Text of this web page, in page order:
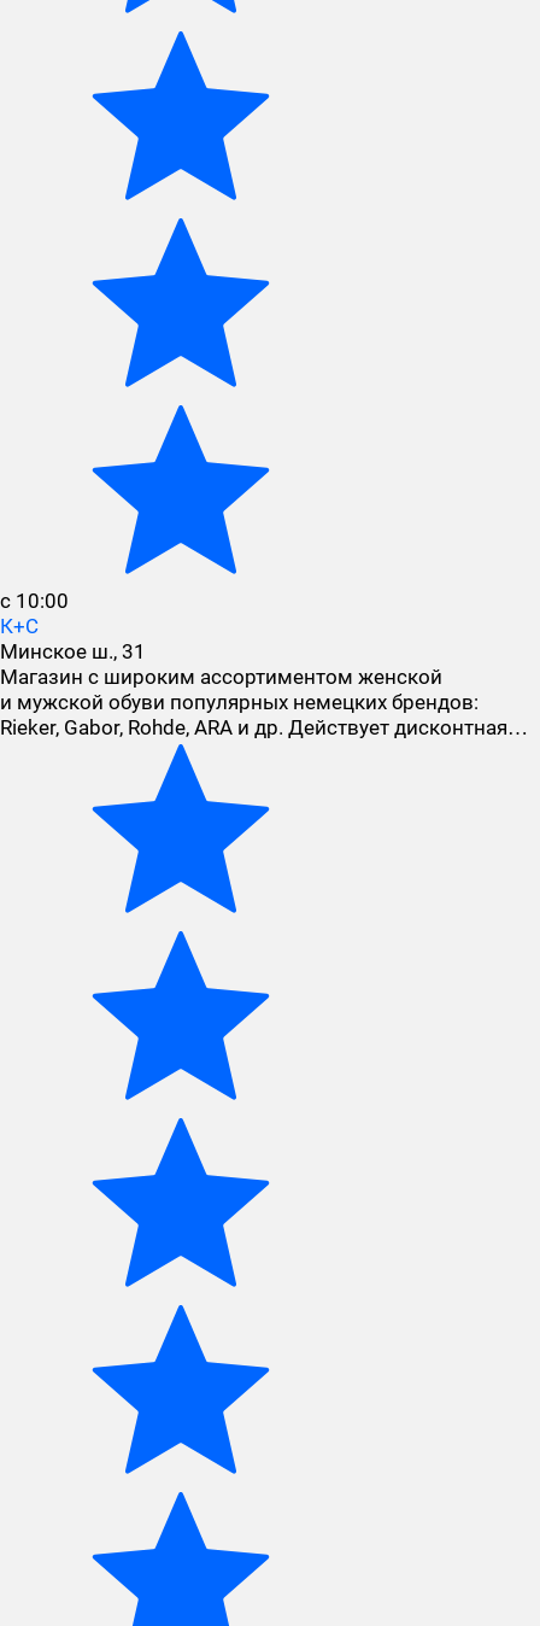
с 10:00
К+С
Минское ш., 31
Магазин с широким ассортиментом женской
и мужской обуви популярных немецких брендов:
Rieker, Gabor, Rohde, ARA и др. Действует дисконтная…